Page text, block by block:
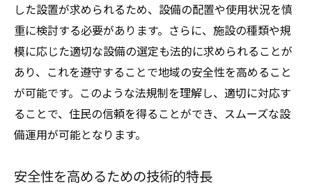
した設置が求められるため、設備の配置や使用状況を慎
重に検討する必要があります。さらに、施設の種類や規
模に応じた適切な設備の選定も法的に求められることが
あり、これを遵守することで地域の安全性を高めること
が可能です。このような法規制を理解し、適切に対応す
ることで、住民の信頼を得ることができ、スムーズな設
備運用が可能となります。
安全性を高めるための技術的特長